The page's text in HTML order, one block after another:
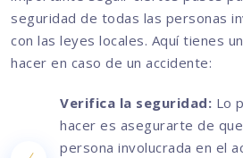
seguridad de todas las personas
con las leyes locales. Aquí tienes
hacer en caso de un accidente:
Verifica la seguridad: Lo
hacer es asegurarte de
persona involucrada en el